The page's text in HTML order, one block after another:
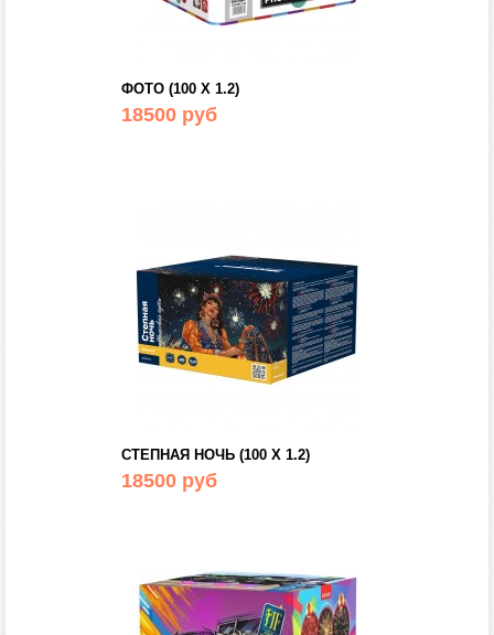
ФОТО (100 Х 1.2)
18500 руб
СТЕПНАЯ НОЧЬ (100 Х 1.2)
18500 руб